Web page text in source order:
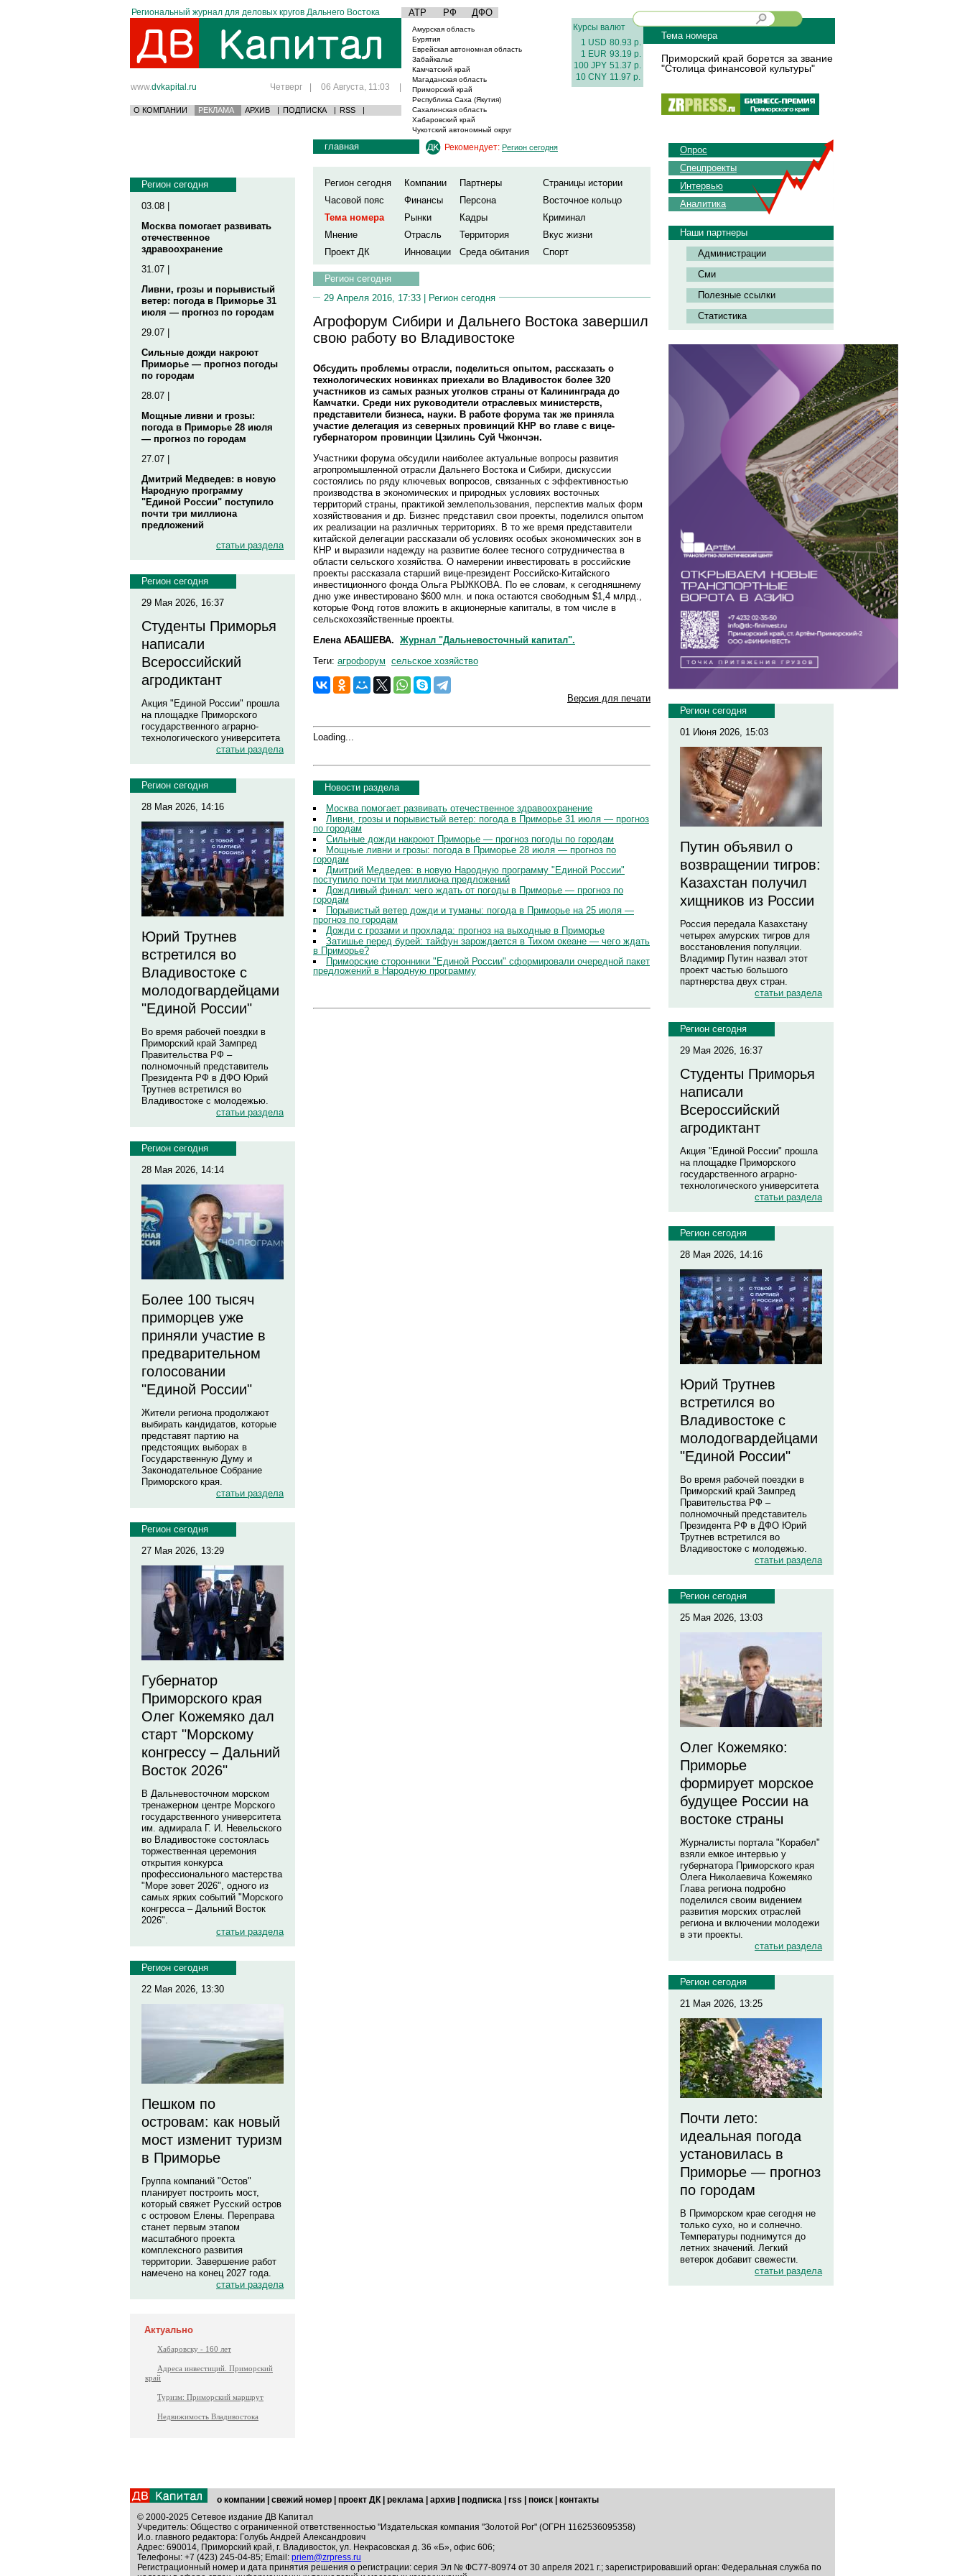
Региональный журнал для деловых кругов Дальнего Востока АТР РФ ДФО
www.dvkapital.ru Четверг | 06 Августа, 11:03 |
О КОМПАНИИ РЕКЛАМА АРХИВ | ПОДПИСКА | RSS |
Амурская область
Бурятия
Еврейская автономная область
Забайкалье
Камчатский край
Магаданская область
Приморский край
Республика Саха (Якутия)
Сахалинская область
Хабаровский край
Чукотский автономный округ
Курсы валют
1 USD 80.93 р.
1 EUR 93.19 р.
100 JPY 51.37 р.
10 CNY 11.97 р.
Тема номера
Приморский край борется за звание
"Столица финансовой культуры"
Регион сегодня
03.08 |
Москва помогает развивать
отечественное
здравоохранение
31.07 |
Ливни, грозы и порывистый
ветер: погода в Приморье 31
июля — прогноз по городам
29.07 |
Сильные дожди накроют
Приморье — прогноз погоды
по городам
28.07 |
Мощные ливни и грозы:
погода в Приморье 28 июля
— прогноз по городам
27.07 |
Дмитрий Медведев: в новую
Народную программу
"Единой России" поступило
почти три миллиона
предложений
статьи раздела
Регион сегодня
29 Мая 2026, 16:37
Студенты Приморья
написали
Всероссийский
агродиктант
Акция "Единой России" прошла
на площадке Приморского
государственного аграрно-
технологического университета
статьи раздела
Регион сегодня
28 Мая 2026, 14:16
Юрий Трутнев
встретился во
Владивостоке с
молодогвардейцами
"Единой России"
Во время рабочей поездки в
Приморский край Зампред
Правительства РФ –
полномочный представитель
Президента РФ в ДФО Юрий
Трутнев встретился во
Владивостоке с молодежью.
статьи раздела
Регион сегодня
28 Мая 2026, 14:14
Более 100 тысяч
приморцев уже
приняли участие в
предварительном
голосовании
"Единой России"
Жители региона продолжают
выбирать кандидатов, которые
представят партию на
предстоящих выборах в
Государственную Думу и
Законодательное Собрание
Приморского края.
статьи раздела
Регион сегодня
27 Мая 2026, 13:29
Губернатор
Приморского края
Олег Кожемяко дал
старт "Морскому
конгрессу – Дальний
Восток 2026"
В Дальневосточном морском
тренажерном центре Морского
государственного университета
им. адмирала Г. И. Невельского
во Владивостоке состоялась
торжественная церемония
открытия конкурса
профессионального мастерства
"Море зовет 2026", одного из
самых ярких событий "Морского
конгресса – Дальний Восток
2026".
статьи раздела
Регион сегодня
22 Мая 2026, 13:30
Пешком по
островам: как новый
мост изменит туризм
в Приморье
Группа компаний "Остов"
планирует построить мост,
который свяжет Русский остров
с островом Елены. Переправа
станет первым этапом
масштабного проекта
комплексного развития
территории. Завершение работ
намечено на конец 2027 года.
статьи раздела
Актуально
Хабаровску - 160 лет
Адреса инвестиций. Приморский
край
Туризм: Приморский маршрут
Недвижимость Владивостока
главная Рекомендует: Регион сегодня
Регион сегодня Компании Партнеры
Страницы истории
Часовой пояс
Финансы Персона
Восточное кольцо
Тема номера
Рынки Кадры
Криминал
Мнение
Отрасль Территория
Вкус жизни
Проект ДК
Инновации Среда обитания Спорт
Регион сегодня
29 Апреля 2016, 17:33 | Регион сегодня
Агрофорум Сибири и Дальнего Востока завершил
свою работу во Владивостоке
Обсудить проблемы отрасли, поделиться опытом, рассказать о
технологических новинках приехали во Владивосток более 320
участников из самых разных уголков страны от Калининграда до
Камчатки. Среди них руководители отраслевых министерств,
представители бизнеса, науки. В работе форума так же приняла
участие делегация из северных провинций КНР во главе с вице-
губернатором провинции Цзилинь Суй Чжончэн.
Участники форума обсудили наиболее актуальные вопросы развития
агропромышленной отрасли Дальнего Востока и Сибири, дискуссии
состоялись по ряду ключевых вопросов, связанных с эффективностью
производства в экономических и природных условиях восточных
территорий страны, практикой землепользования, перспектив малых форм
хозяйствования и др. Бизнес представил свои проекты, поделился опытом
их реализации на различных территориях. В то же время представители
китайской делегации рассказали об условиях особых экономических зон в
КНР и выразили надежду на развитие более тесного сотрудничества в
области сельского хозяйства. О намерении инвестировать в российские
проекты рассказала старший вице-президент Российско-Китайского
инвестиционного фонда Ольга РЫЖКОВА. По ее словам, к сегодняшнему
дню уже инвестировано $600 млн. и пока остаются свободным $1,4 млрд.,
которые Фонд готов вложить в акционерные капиталы, в том числе в
сельскохозяйственные проекты.
Елена АБАШЕВА. Журнал "Дальневосточный капитал".
Теги: агрофорум сельское хозяйство
Версия для печати
Loading...
Новости раздела
Москва помогает развивать отечественное здравоохранение
Ливни, грозы и порывистый ветер: погода в Приморье 31 июля — прогноз
по городам
Сильные дожди накроют Приморье — прогноз погоды по городам
Мощные ливни и грозы: погода в Приморье 28 июля — прогноз по
городам
Дмитрий Медведев: в новую Народную программу "Единой России"
поступило почти три миллиона предложений
Дождливый финал: чего ждать от погоды в Приморье — прогноз по
городам
Порывистый ветер дожди и туманы: погода в Приморье на 25 июля —
прогноз по городам
Дожди с грозами и прохлада: прогноз на выходные в Приморье
Затишье перед бурей: тайфун зарождается в Тихом океане — чего ждать
в Приморье?
Приморские сторонники "Единой России" сформировали очередной пакет
предложений в Народную программу
Опрос
Спецпроекты
Интервью
Аналитика
Наши партнеры
Администрации
Сми
Полезные ссылки
Статистика
Регион сегодня
01 Июня 2026, 15:03
Путин объявил о
возвращении тигров:
Казахстан получил
хищников из России
Россия передала Казахстану
четырех амурских тигров для
восстановления популяции.
Владимир Путин назвал этот
проект частью большого
партнерства двух стран.
статьи раздела
Регион сегодня
29 Мая 2026, 16:37
Студенты Приморья
написали
Всероссийский
агродиктант
Акция "Единой России" прошла
на площадке Приморского
государственного аграрно-
технологического университета
статьи раздела
Регион сегодня
28 Мая 2026, 14:16
Юрий Трутнев
встретился во
Владивостоке с
молодогвардейцами
"Единой России"
Во время рабочей поездки в
Приморский край Зампред
Правительства РФ –
полномочный представитель
Президента РФ в ДФО Юрий
Трутнев встретился во
Владивостоке с молодежью.
статьи раздела
Регион сегодня
25 Мая 2026, 13:03
Олег Кожемяко:
Приморье
формирует морское
будущее России на
востоке страны
Журналисты портала "Корабел"
взяли емкое интервью у
губернатора Приморского края
Олега Николаевича Кожемяко
Глава региона подробно
поделился своим видением
развития морских отраслей
региона и включении молодежи
в эти проекты.
статьи раздела
Регион сегодня
21 Мая 2026, 13:25
Почти лето:
идеальная погода
установилась в
Приморье — прогноз
по городам
В Приморском крае сегодня не
только сухо, но и солнечно.
Температуры поднимутся до
летних значений. Легкий
ветерок добавит свежести.
статьи раздела
о компании свежий номер проект ДК реклама архив подписка rss поиск
контакты
© 2000-2025 Сетевое издание ДВ Капитал
Учредитель: Общество с ограниченной ответственностью "Издательская компания "Золотой Рог" (ОГРН 1162536095358)
И.о. главного редактора: Голубь Андрей Александрович
Адрес: 690014, Приморский край, г. Владивосток, ул. Некрасовская д. 36 «Б», офис 606;
Телефоны: +7 (423) 245-04-85; Email: priem@zrpress.ru
Регистрационный номер и дата принятия решения о регистрации: серия Эл № ФС77-80974 от 30 апреля 2021 г.; зарегистрировавший орган: Федеральная служба по